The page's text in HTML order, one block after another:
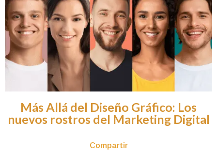
Más Allá del Diseño Gráfico: Los
nuevos rostros del Marketing Digital
Compartir